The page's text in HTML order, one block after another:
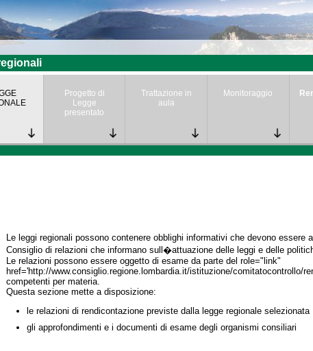
Progetto di
Legge
presentato
Trattazione in
aula
Monitoraggio
Le leggi regionali possono contenere obblighi informativi che devono
Consiglio di relazioni che informano sull�attuazione delle leggi e delle
Le relazioni possono essere oggetto di esame da parte del role="link"
href='http://www.consiglio.regione.lombardia.it/istituzione/comitatocontrollo/
competenti per materia.
Questa sezione mette a disposizione:
le relazioni di rendicontazione previste dalla legge regionale selezionata
gli approfondimenti e i documenti di esame degli organismi consiliari